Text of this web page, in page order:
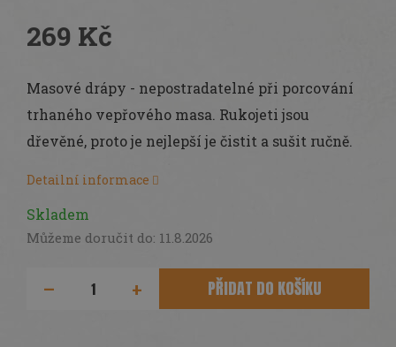
269 Kč
cena:
Skladem
Můžeme doručit do: 11.8.2026
PŘIDAT DO KOŠÍKU
Masové drápy - nepostradatelné při porcování
trhaného vepřového masa. Rukojeti jsou
dřevěné, proto je nejlepší je čistit a sušit ručně.
Detailní informace